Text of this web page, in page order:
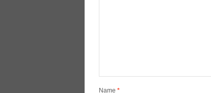
Name *